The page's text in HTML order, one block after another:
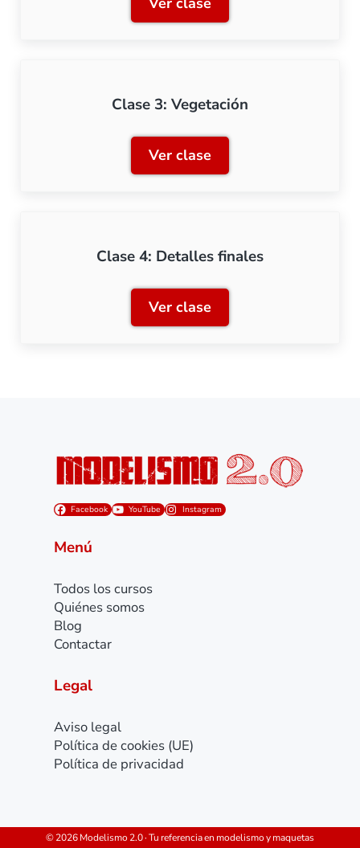
Clase 2: Urbanización de
Clase 3: Vegetación
Ver claseClase 3: Vegetación
Clase 4: Detalles finales
Ver claseClase 4: Detalles finales
Facebook YouTube Instagram
Menú
Todos los cursos
Quiénes somos
Blog
Contactar
Legal
Aviso legal
Política de cookies (UE)
Política de privacidad
© 2026 Modelismo 2.0 · Tu referencia en modelismo y maquetas